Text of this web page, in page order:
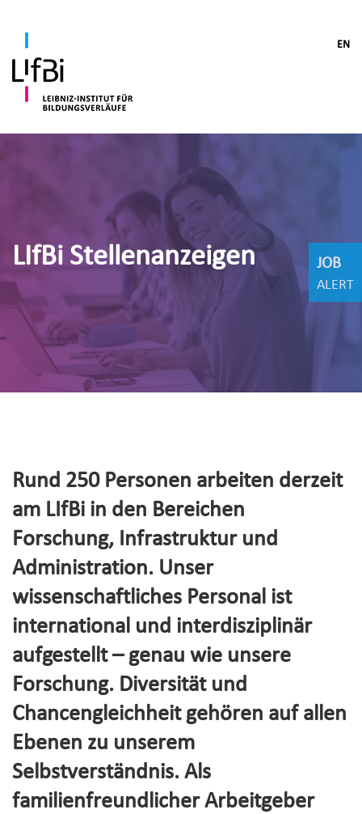
EN
LIfBi Stellenanzeigen
Rund 250 Personen arbeiten derzeit
am LIfBi in den Bereichen
Forschung, Infrastruktur und
Administration. Unser
wissenschaftliches Personal ist
international und interdisziplinär
aufgestellt – genau wie unsere
Forschung. Diversität und
Chancengleichheit gehören auf allen
Ebenen zu unserem
Selbstverständnis. Als
familienfreundlicher Arbeitgeber
JOB
ALERT